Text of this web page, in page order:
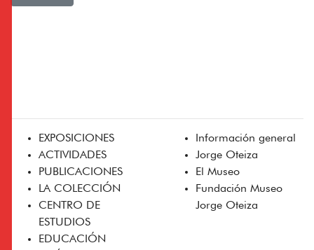
EXPOSICIONES
ACTIVIDADES
PUBLICACIONES
LA COLECCIÓN
CENTRO DE
ESTUDIOS
EDUCACIÓN
Información general
Jorge Oteiza
El Museo
Fundación Museo
Jorge Oteiza